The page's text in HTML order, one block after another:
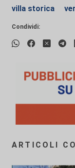
villa storica
Condividi:
ARTICOLI